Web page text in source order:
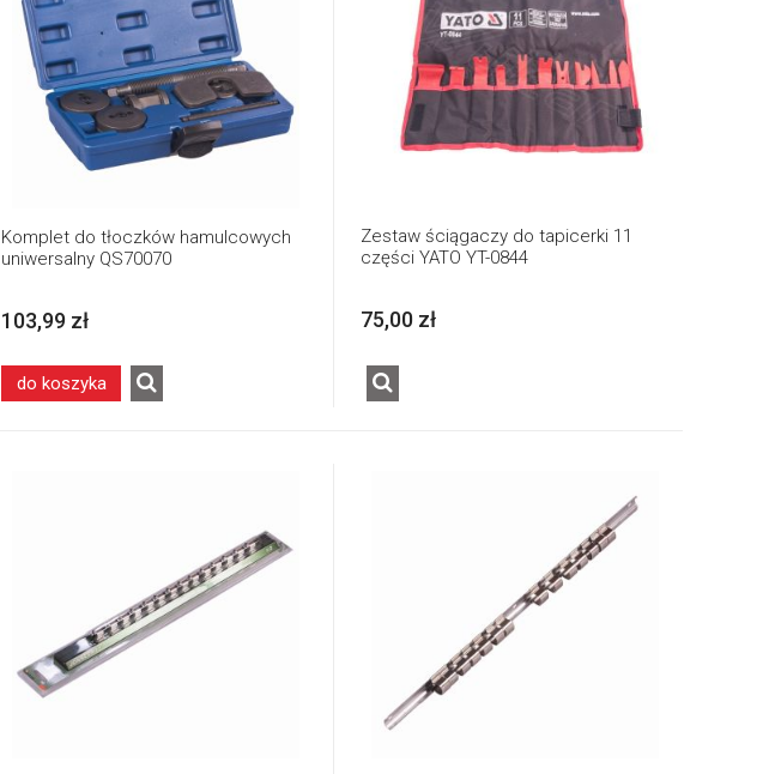
Komplet do tłoczków hamulcowych
uniwersalny QS70070
103,99 zł
do koszyka
Zestaw ściągaczy do tapicerki 11
części YATO YT-0844
75,00 zł